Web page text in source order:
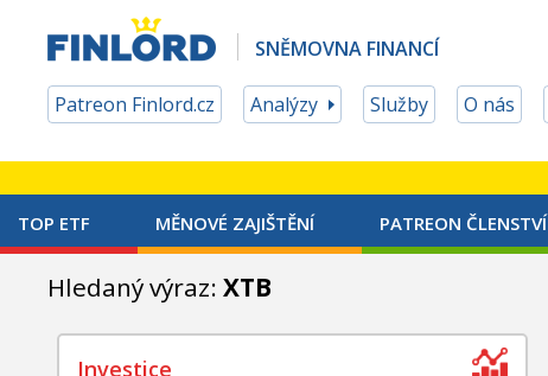
SNĚMOVNA FINANCÍ
Patreon Finlord.cz Analýzy Služby O nás
TOP ETF MĚNOVÉ ZAJIŠTĚNÍ PATREON ČLENSTVÍ
Hledaný výraz:XTB